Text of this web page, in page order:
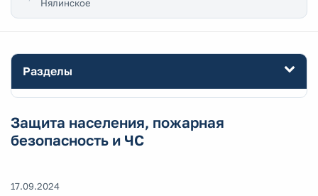
Нялинское
Разделы
Защита населения, пожарная
безопасность и ЧС
17.09.2024